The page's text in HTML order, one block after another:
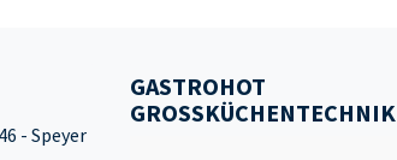
- Speyer
GASTROHOT
GROSSKÜCHENTECHNIK